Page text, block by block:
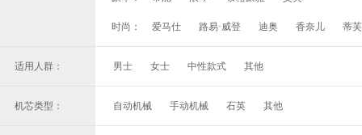
时尚： 爱马仕 路易·威登 迪奥 香奈儿 蒂
适用人群： 男士 女士 中性款式 其他
机芯类型： 自动机械 手动机械 石英 其他